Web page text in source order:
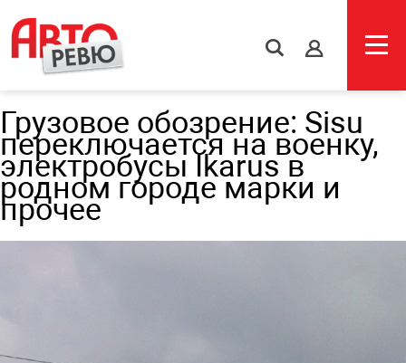
s
Грузовое обозрение: Sisu
переключается на военку,
электробусы Ikarus в
родном городе марки и
прочее